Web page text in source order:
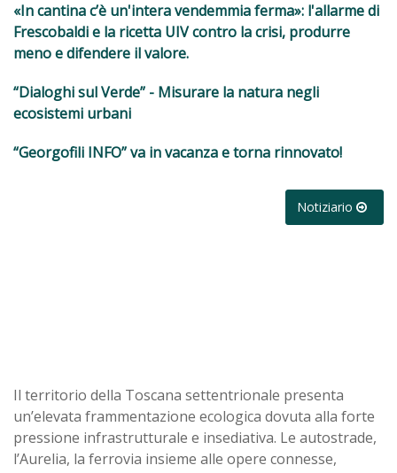
«In cantina c’è un'intera vendemmia ferma»: l'allarme di
Frescobaldi e la ricetta UIV contro la crisi, produrre
meno e difendere il valore.
“Dialoghi sul Verde” - Misurare la natura negli
ecosistemi urbani
“Georgofili INFO” va in vacanza e torna rinnovato!
Notiziario
Il territorio della Toscana settentrionale presenta
un’elevata frammentazione ecologica dovuta alla forte
pressione infrastrutturale e insediativa. Le autostrade,
l’Aurelia, la ferrovia insieme alle opere connesse,